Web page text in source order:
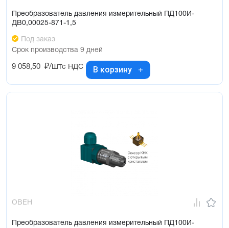
Преобразователь давления измерительный ПД100И-
ДВ0,00025-871-1,5
Под заказ
Срок производства 9 дней
9 058,50 ₽/штс НДС В корзину
ОВЕН
Преобразователь давления измерительный ПД100И-